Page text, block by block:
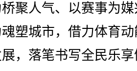
聚人气、以赛事为
塑城市，借力体育
，落笔书写全民乐